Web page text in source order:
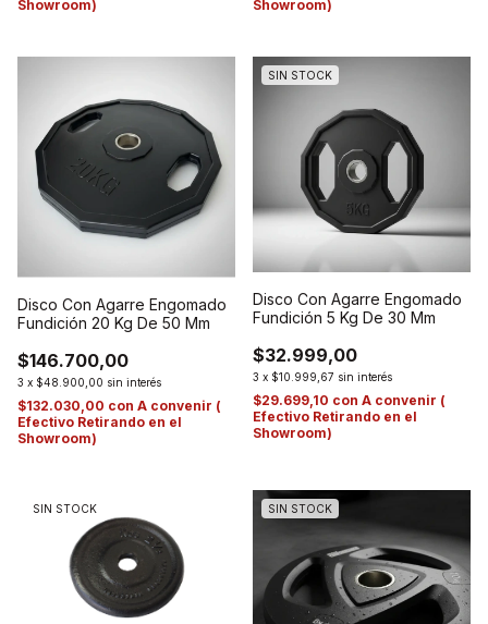
Showroom) Showroom)
Disco Con Agarre Engomado
Fundición 20 Kg De 50 Mm
$146.700,00
3 x $48.900,00 sin interés
$132.030,00 con A convenir (
Efectivo Retirando en el
Showroom)
SIN STOCK
Disco Con Agarre Engomado
Fundición 5 Kg De 30 Mm
$32.999,00
3 x $10.999,67 sin interés
$29.699,10 con A convenir (
Efectivo Retirando en el
Showroom)
SIN STOCK SIN STOCK